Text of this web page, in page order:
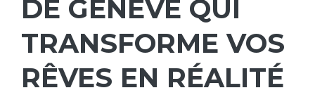
DE GENÈVE QUI
TRANSFORME VOS
RÊVES EN RÉALITÉ